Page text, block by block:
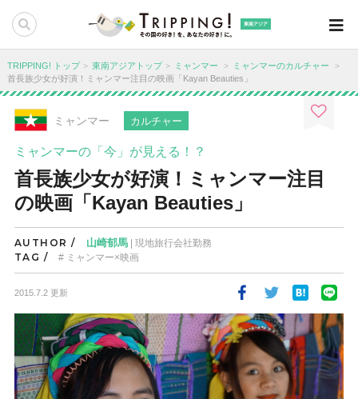
東南アジア
TRIPPING! トップ 東南アジアトップ ミャンマー
ミャンマーのカルチャー
首長族少女が好演！ミャンマー注目の映画「Kayan Beauties」
ミャンマー カルチャー
ミャンマーの「今」が見える！？
首長族少女が好演！ミャンマー注目
の映画「Kayan Beauties」
AUTHOR / 山崎郁馬| 現地旅行会社勤務
TAG / ミャンマー×映画
2015.7.2 更新